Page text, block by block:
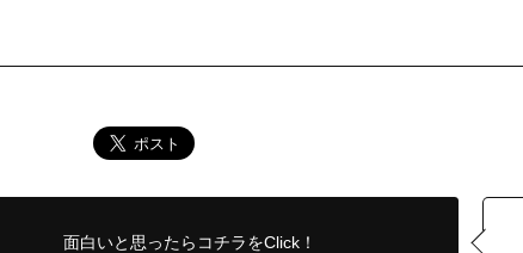
面白いと思ったら コチラをClick！